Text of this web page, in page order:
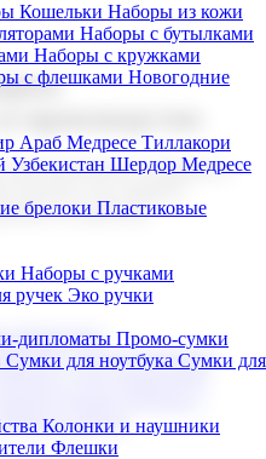
Кошельки Наборы из кожи
Наборы с бутылками
Наборы с кружками
с флешками Новогодние
Араб Медресе Тиллакори
Узбекистан Шердор Медресе
брелоки Пластиковые
Наборы с ручками
ручек Эко ручки
дипломаты Промо-сумки
Сумки для ноутбука Сумки для
Колонки и наушники
Флешки
производство
подарков и
вы найдете
и клиентов.
Кошельки
с аккумуляторами
Наборы с ежедневниками
наборы